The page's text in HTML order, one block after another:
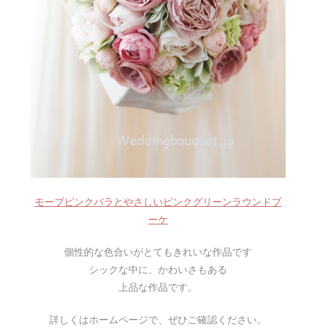
モーブピンクバラとやさしいピンクグリーンラウンドブ
ーケ
個性的な色合いがとてもきれいな作品です
シックな中に、かわいさもある
上品な作品です。
詳しくはホームページで、ぜひご確認ください。